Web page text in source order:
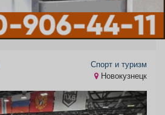
Спорт и туризм
Новокузнецк